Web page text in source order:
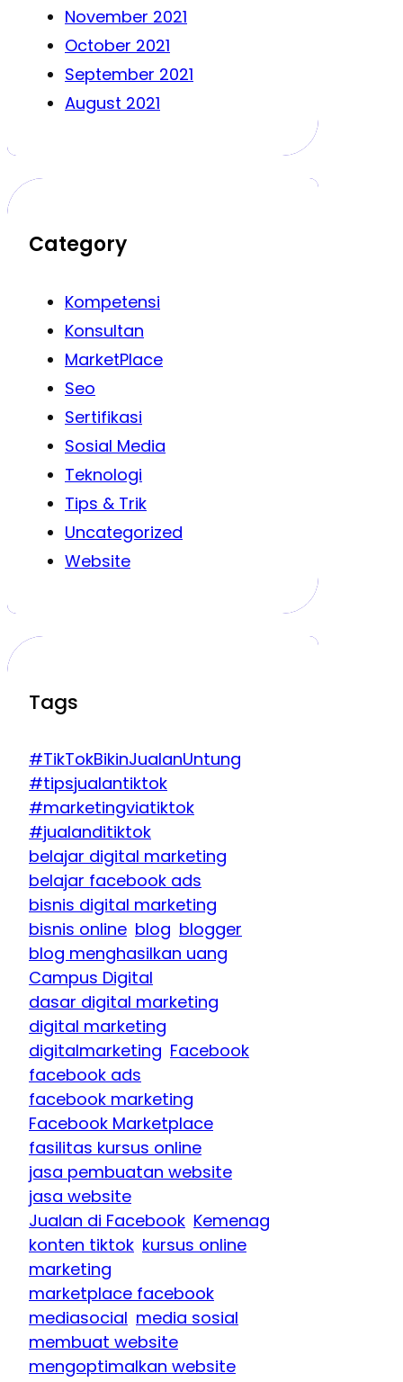
November 2021
October 2021
September 2021
August 2021
Category
Kompetensi
Konsultan
MarketPlace
Seo
Sertifikasi
Sosial Media
Teknologi
Tips & Trik
Uncategorized
Website
Tags
#TikTokBikinJualanUntung
#tipsjualantiktok
#marketingviatiktok
#jualanditiktok
belajar digital marketing
belajar facebook ads
bisnis digital marketing
bisnis online blog blogger
blog menghasilkan uang
Campus Digital
dasar digital marketing
digital marketing
digitalmarketing Facebook
facebook ads
facebook marketing
Facebook Marketplace
fasilitas kursus online
jasa pembuatan website
jasa website
Jualan di Facebook Kemenag
konten tiktok kursus online
marketing
marketplace facebook
mediasocial media sosial
membuat website
mengoptimalkan website